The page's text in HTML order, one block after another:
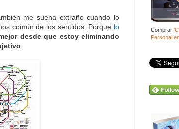
me suena extraño cuando lo
común de los sentidos. Porque lo
desde que estoy eliminando
Comprar
Personal